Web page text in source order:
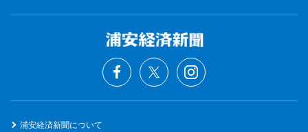
浦安経済新聞について